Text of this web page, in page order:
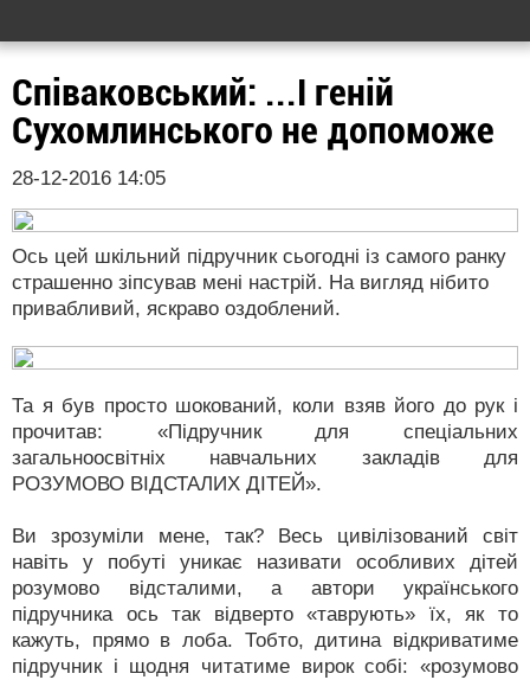
Співаковський: ...І геній
Сухомлинського не допоможе
28-12-2016 14:05
Ось цей шкільний підручник сьогодні із самого ранку
страшенно зіпсував мені настрій. На вигляд нібито
привабливий, яскраво оздоблений.
Та я був просто шокований, коли взяв його до рук і
прочитав: «Підручник для спеціальних
загальноосвітніх навчальних закладів для
РОЗУМОВО ВІДСТАЛИХ ДІТЕЙ».
Ви зрозуміли мене, так? Весь цивілізований світ
навіть у побуті уникає називати особливих дітей
розумово відсталими, а автори українського
підручника ось так відверто «таврують» їх, як то
кажуть, прямо в лоба. Тобто, дитина відкриватиме
підручник і щодня читатиме вирок собі: «розумово